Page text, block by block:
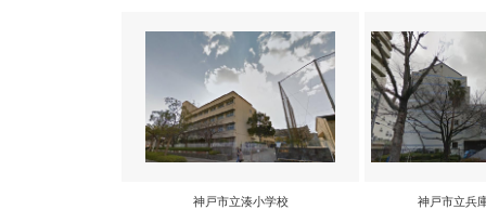
神戸市立湊小学校 神戸市立兵